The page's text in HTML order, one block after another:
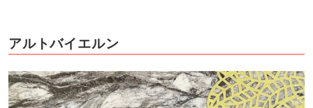
アルトバイエルン